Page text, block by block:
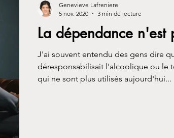
La dépendance n'est
J'ai souvent entendu des gens dire
déresponsabilisait l'alcoolique ou le
qui ne sont plus utilisés aujourd'hui...
Genevieve Lafreniere
5 nov. 2020
3 min de lecture